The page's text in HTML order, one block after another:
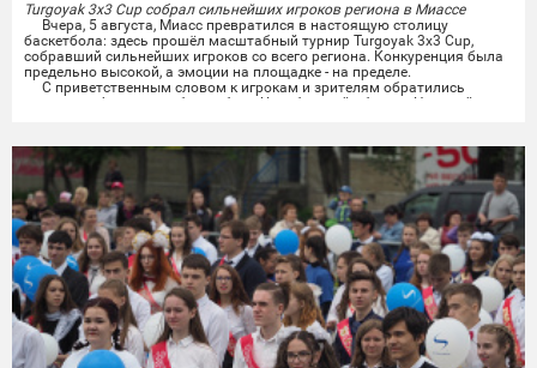
Turgoyak 3x3 Cup собрал сильнейших игроков региона в Миассе
Вчера, 5 августа, Миасс превратился в настоящую столицу
баскетбола: здесь прошёл масштабный турнир Turgoyak 3x3 Cup,
собравший сильнейших игроков со всего региона. Конкуренция была
предельно высокой, а эмоции на площадке - на пределе.
С приветственным словом к игрокам и зрителям обратились
президент федерации баскетбола Челябинской области Николай